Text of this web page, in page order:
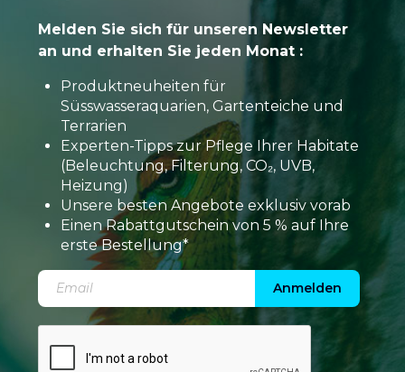
Melden Sie sich für unseren Newsletter
an und erhalten Sie jeden Monat :
Produktneuheiten für
Süsswasseraquarien, Gartenteiche und
Terrarien
Experten-Tipps zur Pflege Ihrer Habitate
(Beleuchtung, Filterung, CO₂, UVB,
Heizung)
Unsere besten Angebote exklusiv vorab
Einen Rabattgutschein von 5 % auf Ihre
erste Bestellung*
Anmelden